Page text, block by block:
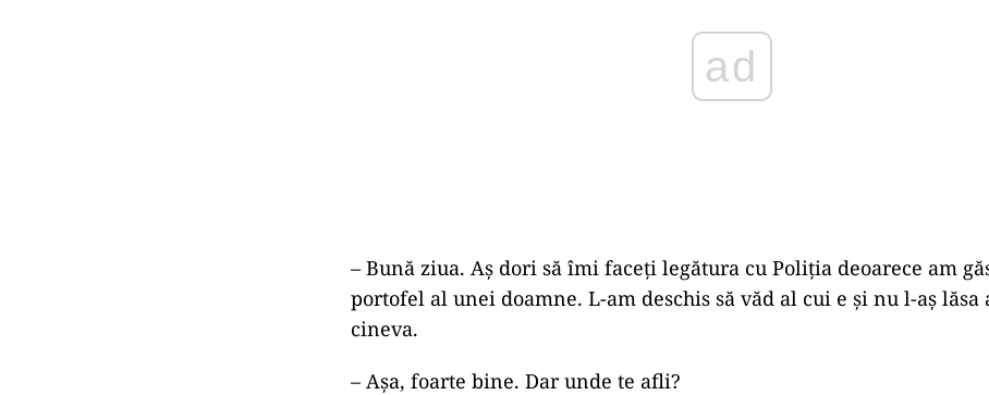
– Bună ziua. Aș dori să îmi faceți legătura cu Poliția deoarece am
portofel al unei doamne. L-am deschis să văd al cui e și nu l-aș
cineva.
– Așa, foarte bine. Dar unde te afli?